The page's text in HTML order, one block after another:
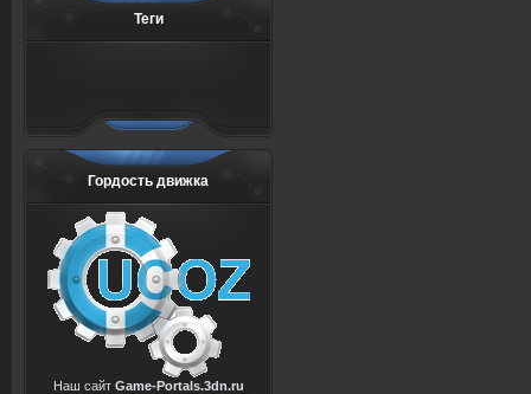
Теги
Гордость движка
Наш сайт Game-Portals.3dn.ru